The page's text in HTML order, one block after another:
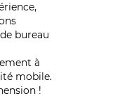
bureau
à
mobile.
!